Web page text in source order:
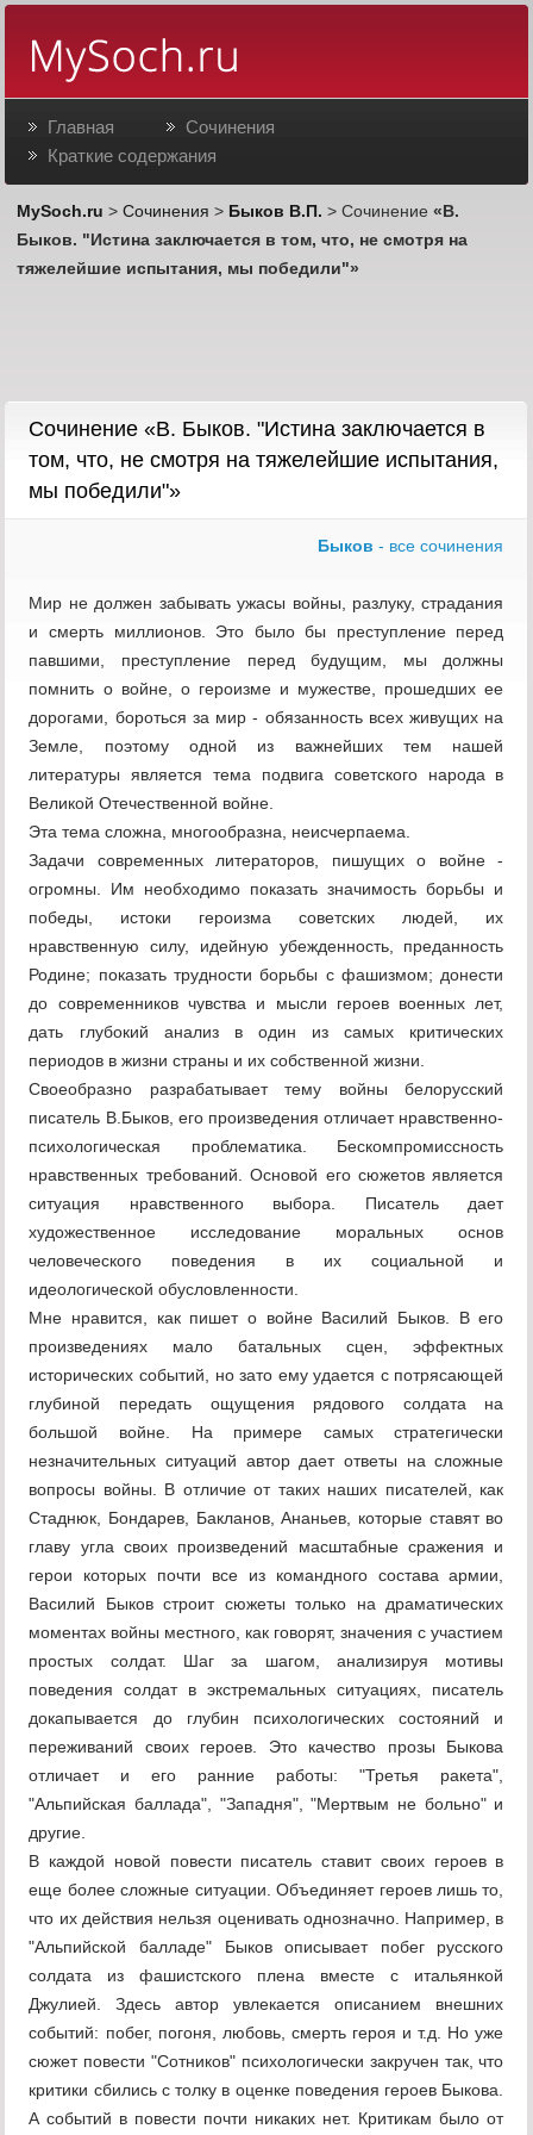
Главная
Сочинения
Краткие содержания
MySoch.ru >Сочинения > Быков В.П. > Сочинение«В.
Быков. "Истина заключается в том, что, не смотря на
тяжелейшие испытания, мы победили"»
Сочинение «В. Быков. "Истина заключается в
том, что, не смотря на тяжелейшие испытания,
мы победили"»
Быков - все сочинения
Мир не должен забывать ужасы войны, разлуку, страдания
и смерть миллионов. Это было бы преступление перед
павшими, преступление перед будущим, мы должны
помнить о войне, о героизме и мужестве, прошедших ее
дорогами, бороться за мир - обязанность всех живущих на
Земле, поэтому одной из важнейших тем нашей
литературы является тема подвига советского народа в
Великой Отечественной войне.
Эта тема сложна, многообразна, неисчерпаема.
Задачи современных литераторов, пишущих о войне -
огромны. Им необходимо показать значимость борьбы и
победы, истоки героизма советских людей, их
нравственную силу, идейную убежденность, преданность
Родине; показать трудности борьбы с фашизмом; донести
до современников чувства и мысли героев военных лет,
дать глубокий анализ в один из самых критических
периодов в жизни страны и их собственной жизни.
Своеобразно разрабатывает тему войны белорусский
писатель В.Быков, его произведения отличает нравственно-
психологическая проблематика. Бескомпромиссность
нравственных требований. Основой его сюжетов является
ситуация нравственного выбора. Писатель дает
художественное исследование моральных основ
человеческого поведения в их социальной и
идеологической обусловленности.
Мне нравится, как пишет о войне Василий Быков. В его
произведениях мало батальных сцен, эффектных
исторических событий, но зато ему удается с потрясающей
глубиной передать ощущения рядового солдата на
большой войне. На примере самых стратегически
незначительных ситуаций автор дает ответы на сложные
вопросы войны. В отличие от таких наших писателей, как
Стаднюк, Бондарев, Бакланов, Ананьев, которые ставят во
главу угла своих произведений масштабные сражения и
герои которых почти все из командного состава армии,
Василий Быков строит сюжеты только на драматических
моментах войны местного, как говорят, значения с участием
простых солдат. Шаг за шагом, анализируя мотивы
поведения солдат в экстремальных ситуациях, писатель
докапывается до глубин психологических состояний и
переживаний своих героев. Это качество прозы Быкова
отличает и его ранние работы: "Третья ракета",
"Альпийская баллада", "Западня", "Мертвым не больно" и
другие.
В каждой новой повести писатель ставит своих героев в
еще более сложные ситуации. Объединяет героев лишь то,
что их действия нельзя оценивать однозначно. Например, в
"Альпийской балладе" Быков описывает побег русского
солдата из фашистского плена вместе с итальянкой
Джулией. Здесь автор увлекается описанием внешних
событий: побег, погоня, любовь, смерть героя и т.д. Но уже
сюжет повести "Сотников" психологически закручен так, что
критики сбились с толку в оценке поведения героев Быкова.
А событий в повести почти никаких нет. Критикам было от